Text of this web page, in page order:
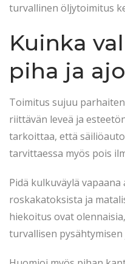
turvallinen öljytoimitus
Kuinka
piha ja
Toimitus sujuu
riittävän leveä ja
tarkoittaa, että
tarvittaessa myös pois
Pidä kulkuväylä
roskakatoksista ja
hiekoitus ovat
turvallisen